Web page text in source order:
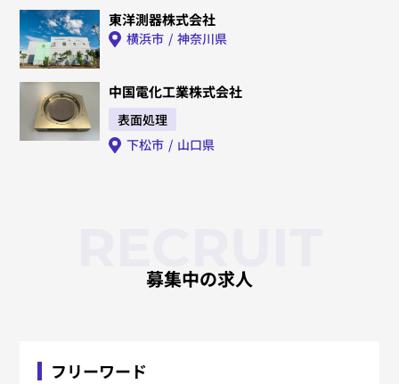
東洋測器株式会社
神奈川県
横浜市
中国電化工業株式会社
表面処理
山口県
下松市
募集中の求人
フリーワード